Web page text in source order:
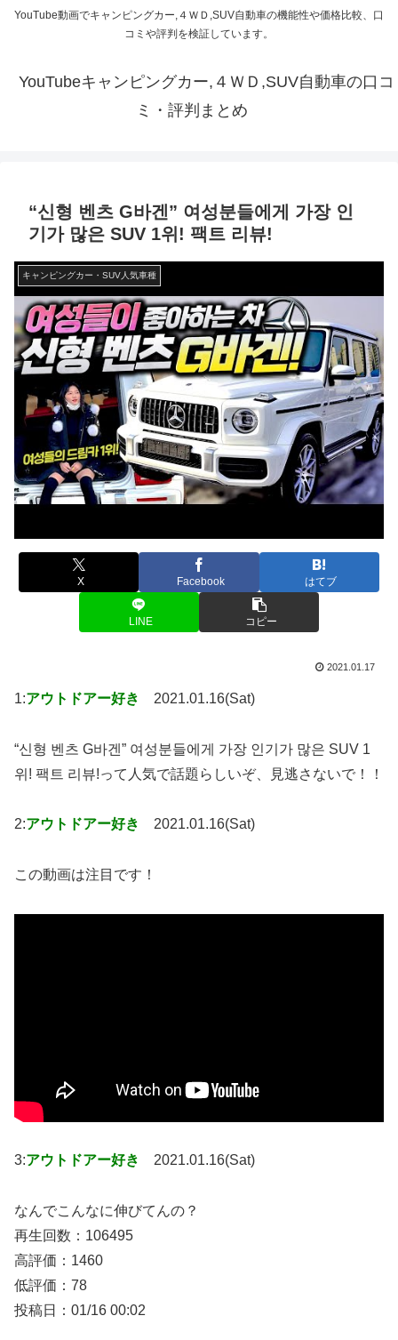
YouTube動画でキャンピングカー,４ＷＤ,SUV自動車の機能性や価格比較、口
コミや評判を検証しています。
YouTubeキャンピングカー,４ＷＤ,SUV自動車の口コ
ミ・評判まとめ
“신형 벤츠 G바겐” 여성분들에게 가장 인
기가 많은 SUV 1위! 팩트 리뷰!
キャンピングカー・SUV人気車種
X Facebook はてブ
LINE コピー
2021.01.17
1:アウトドアー好き 2021.01.16(Sat)
“신형 벤츠 G바겐” 여성분들에게 가장 인기가 많은 SUV 1
위! 팩트 리뷰!って人気で話題らしいぞ、見逃さないで！！
2:アウトドアー好き 2021.01.16(Sat)
この動画は注目です！
3:アウトドアー好き 2021.01.16(Sat)
なんでこんなに伸びてんの？
再生回数：106495
高評価：1460
低評価：78
投稿日：01/16 00:02